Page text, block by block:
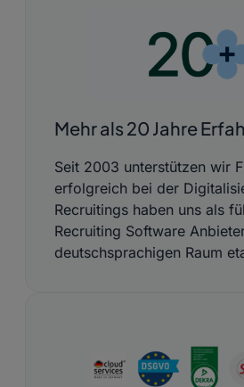
Mehr als 20 Jahre
Seit 2003 unterstützen wir
erfolgreich bei der
Recruitings haben uns als
Recruiting Software
deutschsprachigen Raum